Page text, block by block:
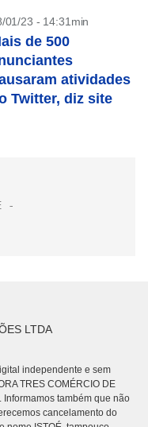
01/23 - 14:31min
de 500
atividades
Twitter, diz site
LTDA
independente e sem
TRES COMÉRCIO DE
Informamos também que não
cancelamento do